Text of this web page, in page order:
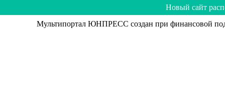
Hoвый caйт
Мультипортал ЮНПРЕСС создан при финансовой